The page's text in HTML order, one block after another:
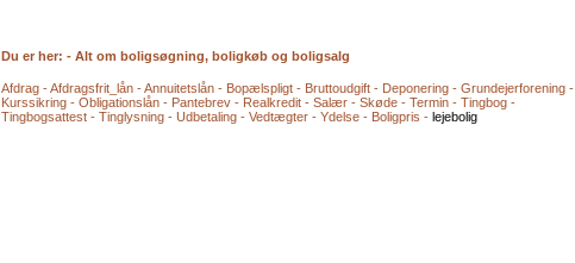
Du er her: - Alt om boligsøgning, boligkøb og boligsalg
Afdrag - Afdragsfrit_lån - Annuitetslån - Bopælspligt - Bruttoudgift - Deponering - Grundejerforening -
Kurssikring - Obligationslån - Pantebrev - Realkredit - Salær - Skøde - Termin - Tingbog -
Tingbogsattest - Tinglysning - Udbetaling - Vedtægter - Ydelse - Boligpris - lejebolig